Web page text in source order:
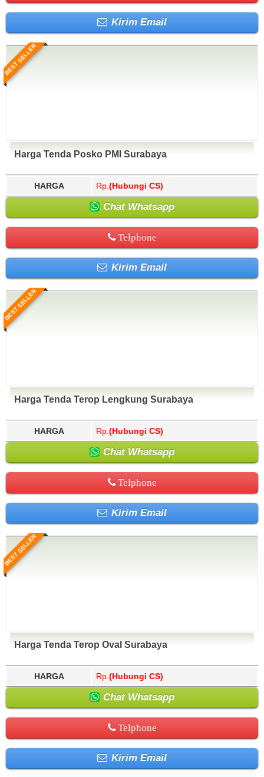
Kirim Email
BEST SELLER
Harga Tenda Posko PMI Surabaya
HARGA Rp. (Hubungi CS)
Chat Whatsapp
Telphone
Kirim Email
BEST SELLER
Harga Tenda Terop Lengkung Surabaya
HARGA Rp. (Hubungi CS)
Chat Whatsapp
Telphone
Kirim Email
BEST SELLER
Harga Tenda Terop Oval Surabaya
HARGA Rp. (Hubungi CS)
Chat Whatsapp
Telphone
Kirim Email